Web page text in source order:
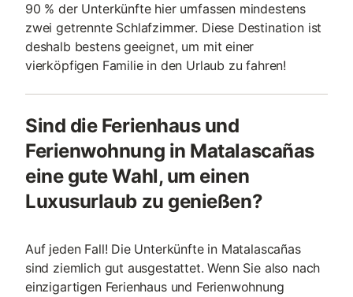
90 % der Unterkünfte hier umfassen mindestens
zwei getrennte Schlafzimmer. Diese Destination ist
deshalb bestens geeignet, um mit einer
vierköpfigen Familie in den Urlaub zu fahren!
Sind die Ferienhaus und
Ferienwohnung in Matalascañas
eine gute Wahl, um einen
Luxusurlaub zu genießen?
Auf jeden Fall! Die Unterkünfte in Matalascañas
sind ziemlich gut ausgestattet. Wenn Sie also nach
einzigartigen Ferienhaus und Ferienwohnung